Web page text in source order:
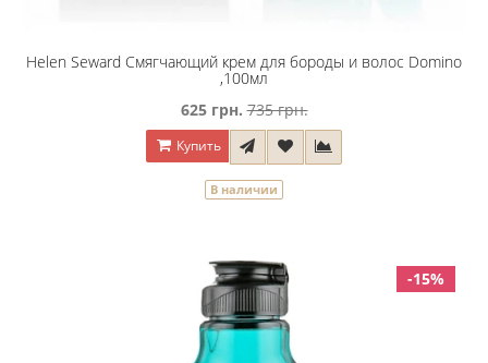
Helen Seward Смягчающий крем для бороды и волос Domino
,100мл
625 грн. 735 грн.
Купить
В наличии
-15%